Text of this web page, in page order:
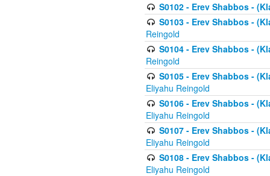
S0102 - Erev Shabbos -
S0103 - Erev Shabbos -
Reingold
S0104 - Erev Shabbos -
Reingold
S0105 - Erev Shabbos -
Eliyahu Reingold
S0106 - Erev Shabbos -
Eliyahu Reingold
S0107 - Erev Shabbos -
Eliyahu Reingold
S0108 - Erev Shabbos -
Eliyahu Reingold